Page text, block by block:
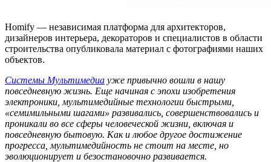
Homify — независимая платформа для архитекторов,
дизайнеров интерьера, декораторов и специалистов в области
строительства опубликовала материал с фотографиями наших
объектов.
Системы Мультимедиа уже привычно вошли в нашу
повседневную жизнь. Еще начиная с эпохи изобретения
электроники, мультимедийные технологии быстрыми,
«семимильными шагами» развивались, совершенствовались и
проникали во все сферы человеческой жизни, включая и
повседневную бытовую. Как и любое другое достижение
прогресса, мультимедийность не стоит на месте, но
эволюционирует и безостановочно развивается.